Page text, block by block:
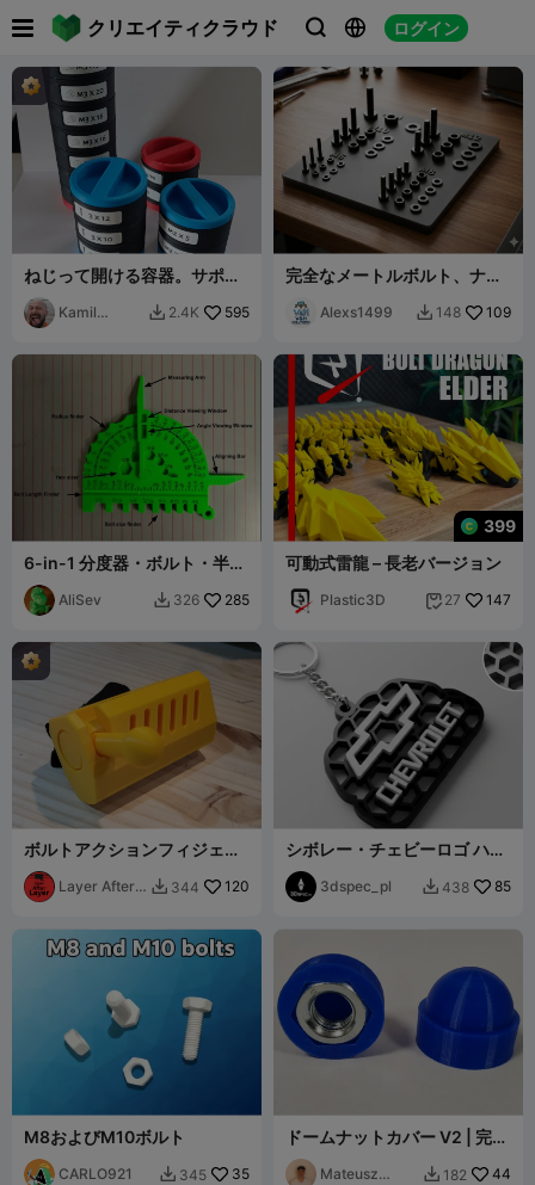
クリエイティクラウド   ログイン
 
ねじって開ける容器。サポー
ト不要！
Kamil
 2.4K 595
完全なメートルボルト、ナッ
～M14）Alexs1499  148 109
6-in-1 分度器・ボルト・半
径・定規・キャリパーツール
（SAE-インチ）
AliSev  326 285
399
可動式雷龍 – 長老バージョン
Plastic3D  27 147
ボルトアクションフィジェッ
ト
Layer After
 344 120
シボレー・チェビーロゴ ハニ
カムキーチェーン
3dspec_pl  438 85
M8およびM10ボルト
CARLO921  345 35
ドームナットカバー V2 | 完璧
なフィット (M3-M16)
Mateusz
 182 44